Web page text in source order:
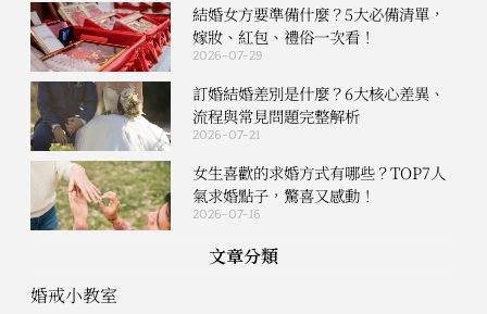
結婚女方要準備什麼？5大必備清單，
嫁妝、紅包、禮俗一次看！
2026-07-29
訂婚結婚差別是什麼？6大核心差異、
流程與常見問題完整解析
2026-07-21
女生喜歡的求婚方式有哪些？TOP7人
氣求婚點子，驚喜又感動！
2026-07-16
文章分類
婚戒小教室